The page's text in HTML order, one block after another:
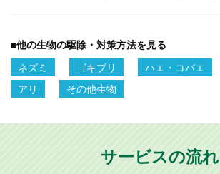
■他の生物の駆除・対策方法を見る
ネズミ
ゴキブリ ハエ・コバエ
アリ
その他生物
サービスの流れ